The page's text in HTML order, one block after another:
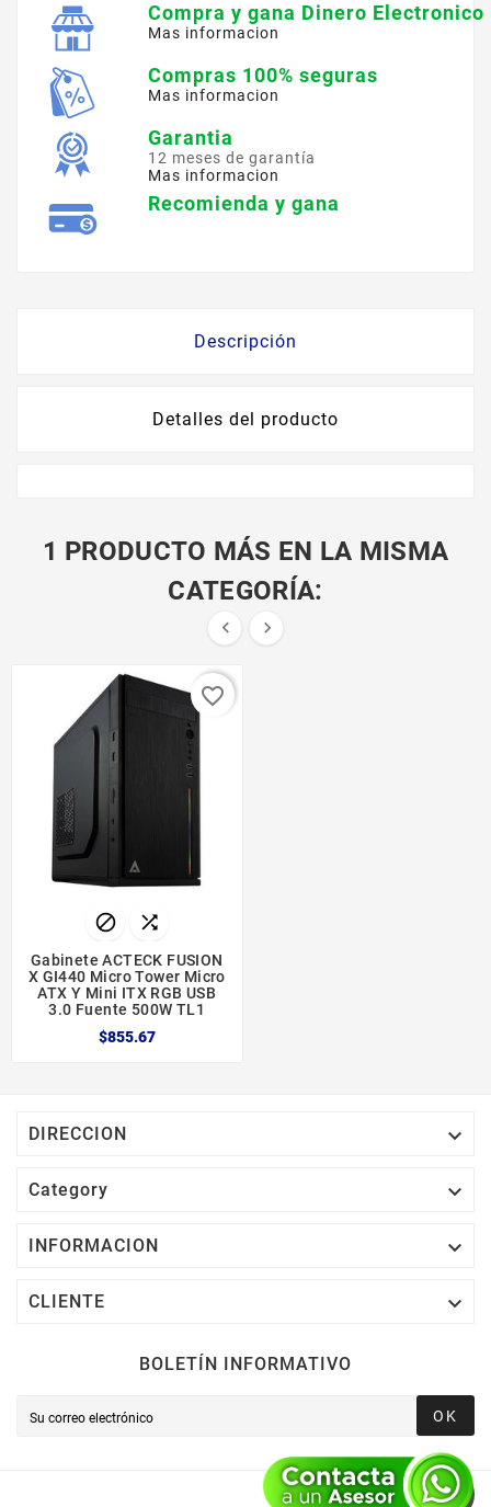
Compra y gana Dinero Electronico
Mas informacion
Compras 100% seguras
Mas informacion
Garantia
12 meses de garantía
Mas informacion
Recomienda y gana
Descripción
Detalles del producto
1 PRODUCTO MÁS EN LA MISMA
CATEGORÍA:
 
 
Gabinete ACTECK FUSION
X GI440 Micro Tower Micro
ATX Y Mini ITX RGB USB
3.0 Fuente 500W TL1
$855.67
favorite_border
DIRECCION 
Category 
INFORMACION 
CLIENTE 
BOLETÍN INFORMATIVO
OK